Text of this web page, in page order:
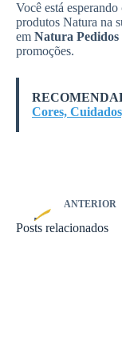
Você está
produtos Natura na
em Natura Pedidos
promoções.
Cores,
ANTERIOR
Posts relacionados